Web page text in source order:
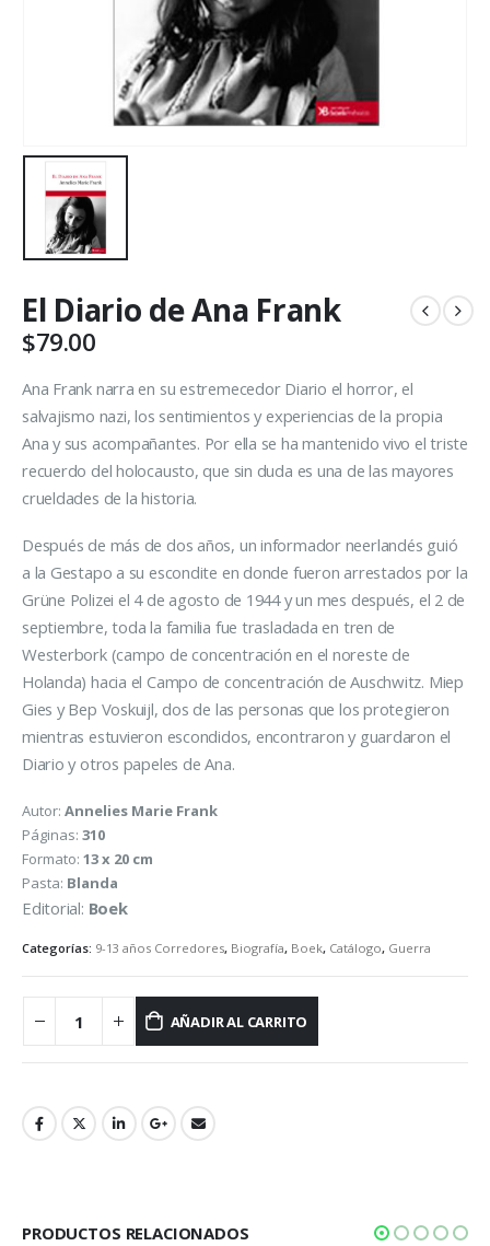
El Diario de Ana Frank
$79.00
Ana Frank narra en su estremecedor Diario el horror, el
salvajismo nazi, los sentimientos y experiencias de la propia
Ana y sus acompañantes. Por ella se ha mantenido vivo el triste
recuerdo del holocausto, que sin duda es una de las mayores
crueldades de la historia.
Después de más de dos años, un informador neerlandés guió
a la Gestapo a su escondite en donde fueron arrestados por la
Grüne Polizei el 4 de agosto de 1944 y un mes después, el 2 de
septiembre, toda la familia fue trasladada en tren de
Westerbork (campo de concentración en el noreste de
Holanda) hacia el Campo de concentración de Auschwitz. Miep
Gies y Bep Voskuijl, dos de las personas que los protegieron
mientras estuvieron escondidos, encontraron y guardaron el
Diario y otros papeles de Ana.
Autor: Annelies Marie Frank
Páginas: 310
Formato: 13 x 20 cm
Pasta: Blanda
Editorial: Boek
Categorías: 9-13 años Corredores, Biografía, Boek, Catálogo, Guerra
AÑADIR AL CARRITO
PRODUCTOS RELACIONADOS